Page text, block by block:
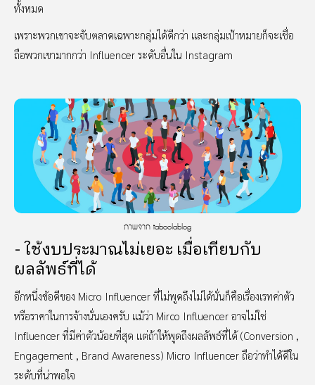
ทั้งหมด
เพราะพวกเขาจะจับตลาดเฉพาะกลุ่มได้ดีกว่า และกลุ่มเป้าหมายก็จะเชื่อ
ถือพวกเขามากกว่า Influencer ระดับอื่นใน Instagram
ภาพจาก taboolablog
- ใช้งบประมาณไม่เยอะ เมื่อเทียบกับ
ผลลัพธ์ที่ได้
อีกหนึ่งข้อดีของ Micro Influencer ที่ไม่พูดถึงไม่ได้นั่นก็คือเรื่องเรทค่าตัว
หรือราคาในการจ้างนั่นเองครับ แม้ว่า Mirco Influencer อาจไม่ใช่
Influencer ที่มีค่าตัวน้อยที่สุด แต่ถ้าให้พูดถึงผลลัพธ์ที่ได้ (Conversion ,
Engagement , Brand Awareness) Micro Influencer ถือว่าทำได้ดีใน
ระดับที่น่าพอใจ